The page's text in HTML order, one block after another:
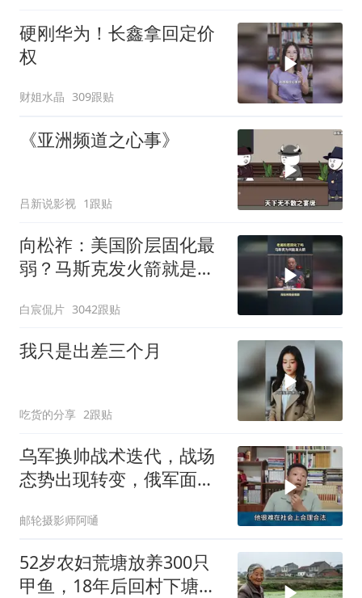
硬刚华为！长鑫拿回定价
权
财姐水晶 309跟贴
《亚洲频道之心事》
吕新说影视 1跟贴
向松祚：美国阶层固化最
弱？马斯克发火箭就是答
白宸侃片 3042跟贴
我只是出差三个月
吃货的分享 2跟贴
乌军换帅战术迭代，战场
态势出现转变，俄军面临
邮轮摄影师阿嗵
52岁农妇荒塘放养300只
甲鱼，18年后回村下塘瞬